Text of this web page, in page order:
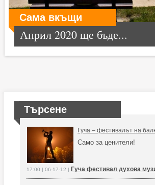
Сама вкъщи
Април 2020 ще бъде...
Търсене
Гуча – фестивалът на
Само за ценители!
17:00 | 06-17-12 | Гуча фестивал духова